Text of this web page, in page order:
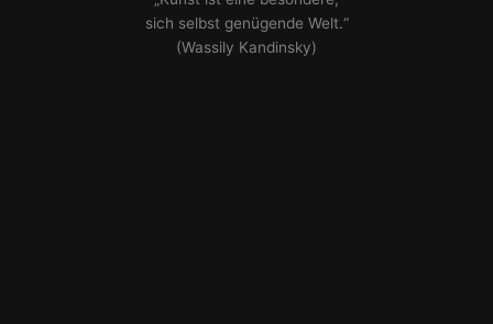
sich selbst genügende Welt.“
(Wassily Kandinsky)